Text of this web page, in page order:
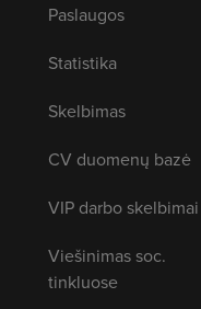
Paslaugos
Statistika
Skelbimas
CV duomenų bazė
VIP darbo skelbimai
Viešinimas soc.
tinkluose